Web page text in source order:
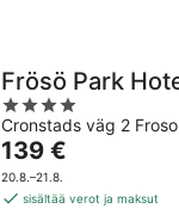
Frösö Park
4
out
of
5
Cronstads väg 2
Hinta
on
139 €
139 €
20.8.–21.8.
sisältää verot ja maksut